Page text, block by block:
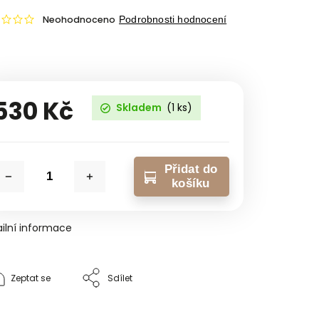
Neohodnoceno Podrobnosti hodnocení
Kč Skladem (1 ks)
Přidat do
košíku
informace
Zeptat se Sdílet